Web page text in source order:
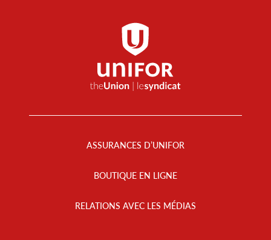
ASSURANCES D’UNIFOR
BOUTIQUE EN LIGNE
RELATIONS AVEC LES MÉDIAS